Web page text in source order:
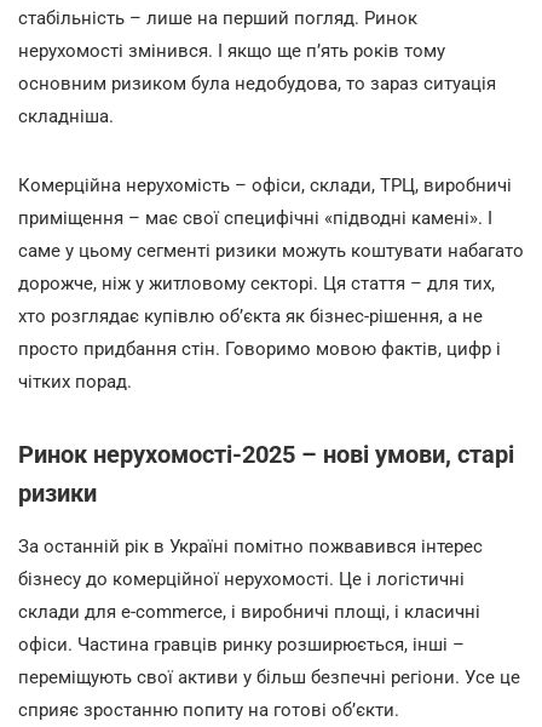
стабільність – лише на перший погляд. Ринок
нерухомості змінився. І якщо ще п’ять років тому
основним ризиком була недобудова, то зараз ситуація
складніша.
Комерційна нерухомість – офіси, склади, ТРЦ, виробничі
приміщення – має свої специфічні «підводні камені». І
саме у цьому сегменті ризики можуть коштувати набагато
дорожче, ніж у житловому секторі. Ця стаття – для тих,
хто розглядає купівлю об’єкта як бізнес-рішення, а не
просто придбання стін. Говоримо мовою фактів, цифр і
чітких порад.
Ринок нерухомості-2025 – нові умови, старі
ризики
За останній рік в Україні помітно пожвавився інтерес
бізнесу до комерційної нерухомості. Це і логістичні
склади для e-commerce, і виробничі площі, і класичні
офіси. Частина гравців ринку розширюється, інші –
переміщують свої активи у більш безпечні регіони. Усе це
сприяє зростанню попиту на готові об’єкти.